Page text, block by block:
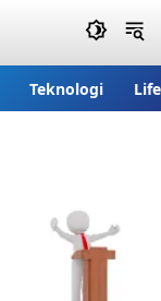
Teknologi